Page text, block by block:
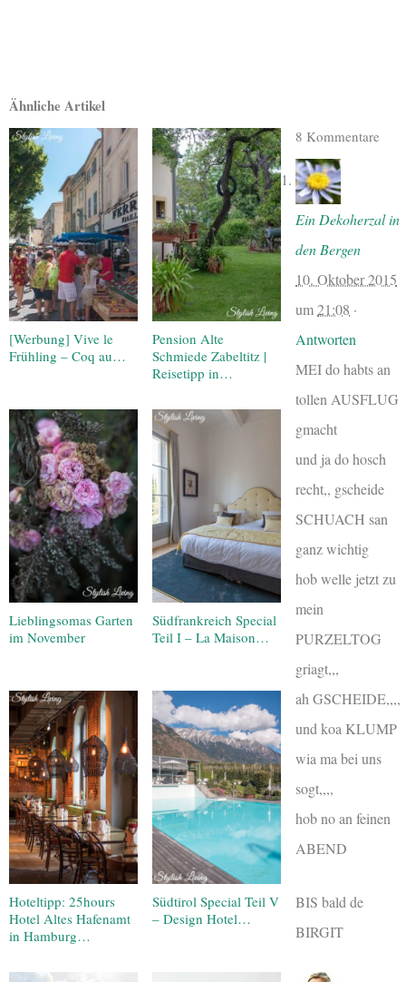
Ähnliche Artikel
[Werbung] Vive le
Frühling – Coq au…
Pension Alte
Schmiede Zabeltitz |
Reisetipp in…
Lieblingsomas Garten
im November
Südfrankreich Special
Teil I – La Maison…
Hoteltipp: 25hours
Hotel Altes Hafenamt
in Hamburg…
Südtirol Special Teil V
– Design Hotel…
8 Kommentare
Ein Dekoherzal in
den Bergen
10. Oktober 2015
um21:08 ·
Antworten
MEI do habts an
tollen AUSFLUG
gmacht
und ja do hosch
recht,, gscheide
SCHUACH san
ganz wichtig
hob welle jetzt zu
mein
PURZELTOG
griagt,,,
ah GSCHEIDE,,,,
und koa KLUMP
wia ma bei uns
sogt,,,,
hob no an feinen
ABEND
BIS bald de
BIRGIT